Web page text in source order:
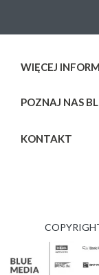
WIĘCEJ
POZNAJ NAS
KONTAKT